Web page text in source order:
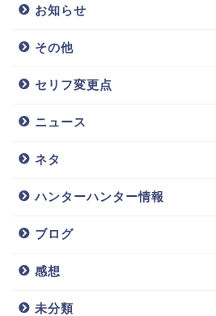
お知らせ
その他
セリフ変更点
ニュース
ネタ
ハンターハンター情報
ブログ
感想
未分類